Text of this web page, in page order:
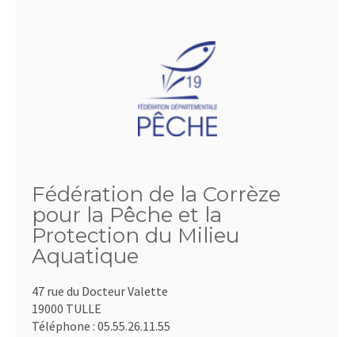
Fédération de la Corrèze
pour la Pêche et la
Protection du Milieu
Aquatique
47 rue du Docteur Valette
19000 TULLE
Téléphone : 05.55.26.11.55